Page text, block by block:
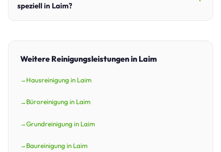
speziell in Laim?
Weitere Reinigungsleistungen in Laim
Hausreinigung in Laim
Büroreinigung in Laim
Grundreinigung in Laim
Baureinigung in Laim